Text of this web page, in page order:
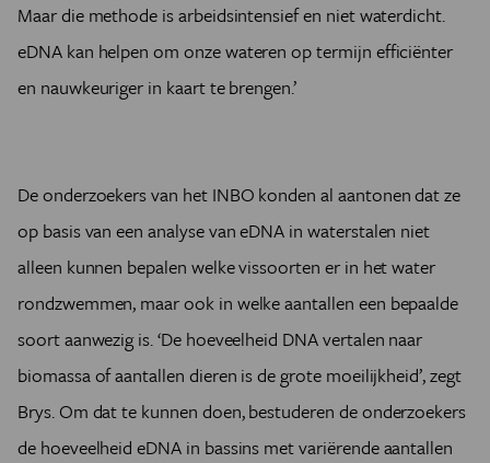
Maar die methode is arbeidsintensief en niet waterdicht.
eDNA kan helpen om onze wateren op termijn efficiënter
en nauwkeuriger in kaart te brengen.’
De onderzoekers van het INBO konden al aantonen dat ze
op basis van een analyse van eDNA in waterstalen niet
alleen kunnen bepalen welke vissoorten er in het water
rondzwemmen, maar ook in welke aantallen een bepaalde
soort aanwezig is. ‘De hoeveelheid DNA vertalen naar
biomassa of aantallen dieren is de grote moeilijkheid’, zegt
Brys. Om dat te kunnen doen, bestuderen de onderzoekers
de hoeveelheid eDNA in bassins met variërende aantallen